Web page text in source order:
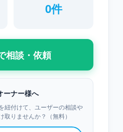
0件
相談・依頼
ーナー様へ
紐付けて、ユーザーの相談や
取りませんか？（無料）